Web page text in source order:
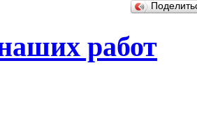
работ